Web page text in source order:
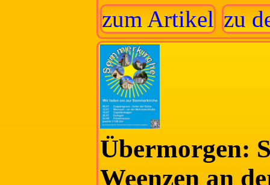
zum Artikel zu
Übermorgen:
Weenzen an